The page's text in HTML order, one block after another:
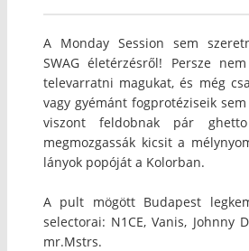
A Monday Session sem
SWAG életérzésről! Persze
televarratni magukat, és még
vagy gyémánt fogprotéziseik
viszont feldobnak pár
megmozgassák kicsit a
lányok popóját a Kolorban.
A pult mögött Budapest
selectorai: N1CE, Vanis, Johnny
mr.Mstrs.